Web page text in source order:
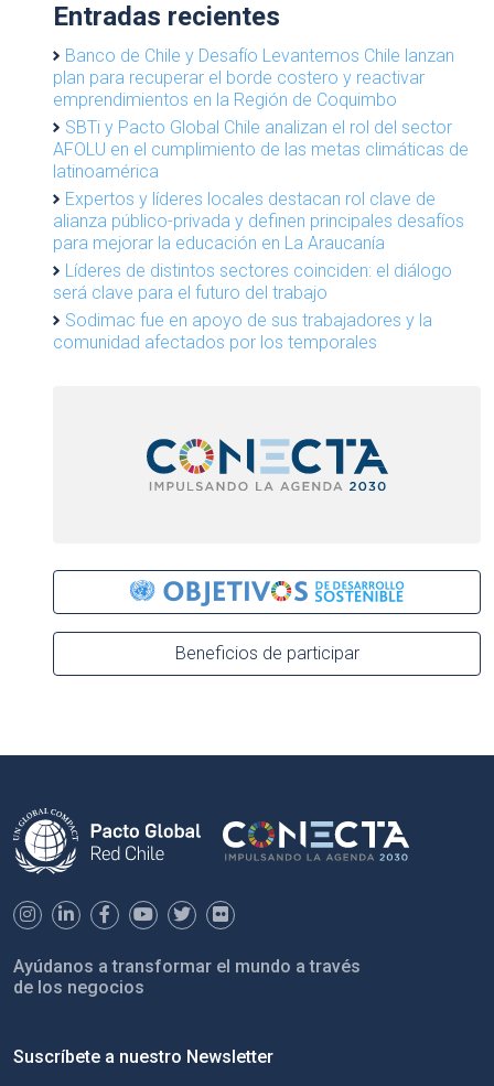
Entradas recientes
Banco de Chile y Desafío Levantemos Chile lanzan
plan para recuperar el borde costero y reactivar
emprendimientos en la Región de Coquimbo
SBTi y Pacto Global Chile analizan el rol del sector
AFOLU en el cumplimiento de las metas climáticas de
latinoamérica
Expertos y líderes locales destacan rol clave de
alianza público-privada y definen principales desafíos
para mejorar la educación en La Araucanía
Líderes de distintos sectores coinciden: el diálogo
será clave para el futuro del trabajo
Sodimac fue en apoyo de sus trabajadores y la
comunidad afectados por los temporales
Beneficios de participar
Ayúdanos a transformar el mundo a través
de los negocios
Suscríbete a nuestro Newsletter